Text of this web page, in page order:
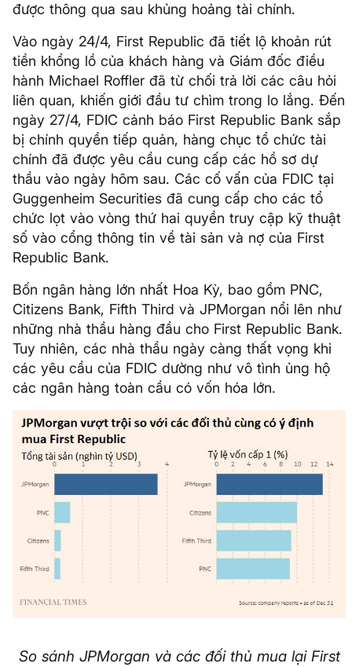
được thông qua sau khủng hoảng tài chính.
Vào ngày 24/4, First Republic đã tiết lộ khoản rút
tiền khổng lồ của khách hàng và Giám đốc điều
hành Michael Roffler đã từ chối trả lời các câu hỏi
liên quan, khiến giới đầu tư chìm trong lo lắng. Đến
ngày 27/4, FDIC cảnh báo First Republic Bank sắp
bị chính quyền tiếp quản, hàng chục tổ chức tài
chính đã được yêu cầu cung cấp các hồ sơ dự
thầu vào ngày hôm sau. Các cố vấn của FDIC tại
Guggenheim Securities đã cung cấp cho các tổ
chức lọt vào vòng thứ hai quyền truy cập kỹ thuật
số vào cổng thông tin về tài sản và nợ của First
Republic Bank.
Bốn ngân hàng lớn nhất Hoa Kỳ, bao gồm PNC,
Citizens Bank, Fifth Third và JPMorgan nổi lên như
những nhà thầu hàng đầu cho First Republic Bank.
Tuy nhiên, các nhà thầu ngày càng thất vọng khi
các yêu cầu của FDIC dường như vô tình ủng hộ
các ngân hàng toàn cầu có vốn hóa lớn.
So sánh JPMorgan và các đối thủ mua lại First